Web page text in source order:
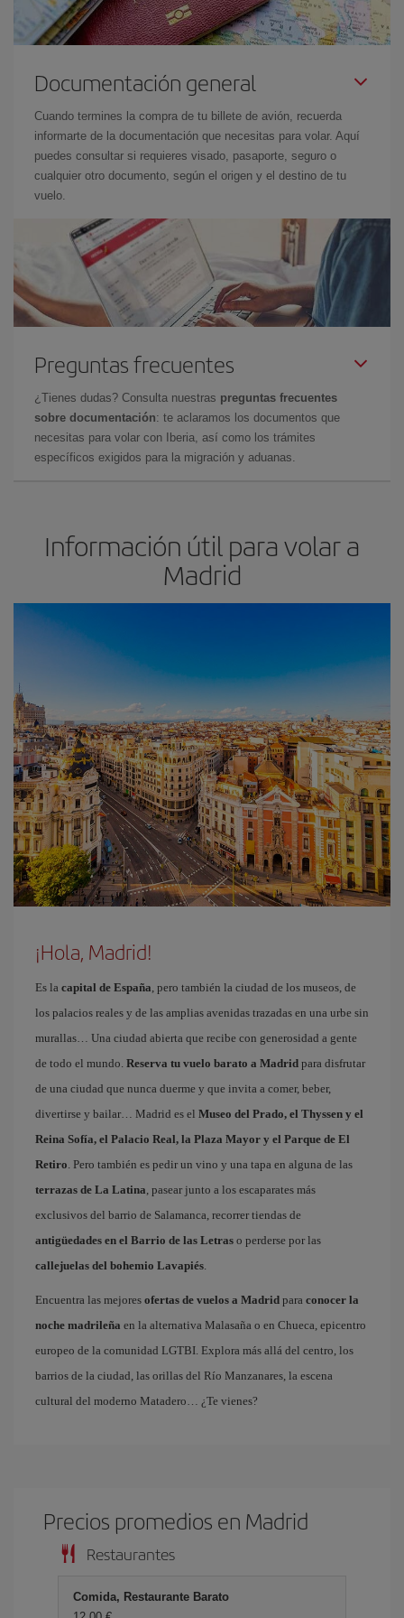
Documentación general
Cuando termines la compra de tu billete de avión, recuerda
informarte de la documentación que necesitas para volar. Aquí
puedes consultar si requieres visado, pasaporte, seguro o
cualquier otro documento, según el origen y el destino de tu
vuelo.
Preguntas frecuentes
¿Tienes dudas? Consulta nuestras preguntas frecuentes
sobre documentación: te aclaramos los documentos que
necesitas para volar con Iberia, así como los trámites
específicos exigidos para la migración y aduanas.
Información útil para volar a
Madrid
¡Hola, Madrid!
Es la capital de España, pero también la ciudad de los museos, de
los palacios reales y de las amplias avenidas trazadas en una urbe sin
murallas… Una ciudad abierta que recibe con generosidad a gente
de todo el mundo. Reserva tu vuelo barato a Madrid para disfrutar
de una ciudad que nunca duerme y que invita a comer, beber,
divertirse y bailar… Madrid es el Museo del Prado, el Thyssen y el
Reina Sofía, el Palacio Real, la Plaza Mayor y el Parque de El
Retiro. Pero también es pedir un vino y una tapa en alguna de las
terrazas de La Latina, pasear junto a los escaparates más
exclusivos del barrio de Salamanca, recorrer tiendas de
antigüedades en el Barrio de las Letras o perderse por las
callejuelas del bohemio Lavapiés.
Encuentra las mejores ofertas de vuelos a Madrid para conocer la
noche madrileña en la alternativa Malasaña o en Chueca, epicentro
europeo de la comunidad LGTBI. Explora más allá del centro, los
barrios de la ciudad, las orillas del Río Manzanares, la escena
cultural del moderno Matadero… ¿Te vienes?
Precios promedios en Madrid
Restaurantes
Comida, Restaurante Barato